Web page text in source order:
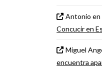
Antonio en
Concucir en
Miguel
encuentra